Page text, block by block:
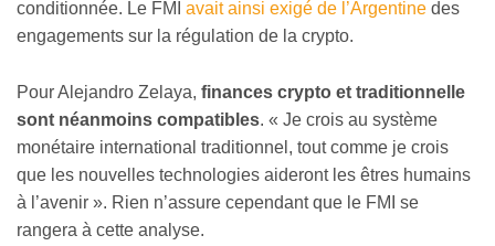
conditionnée. Le FMI avait ainsi exigé de l’Argentine des
engagements sur la régulation de la crypto.
Pour Alejandro Zelaya, finances crypto et traditionnelle
sont néanmoins compatibles. « Je crois au système
monétaire international traditionnel, tout comme je crois
que les nouvelles technologies aideront les êtres humains
à l’avenir ». Rien n’assure cependant que le FMI se
rangera à cette analyse.